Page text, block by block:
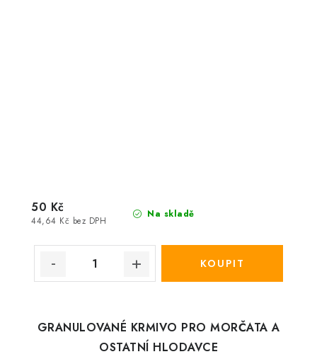
Na skladě
44,64 Kč bez DPH
50 Kč
GRANULOVANÉ KRMIVO PRO MORČATA A
OSTATNÍ HLODAVCE